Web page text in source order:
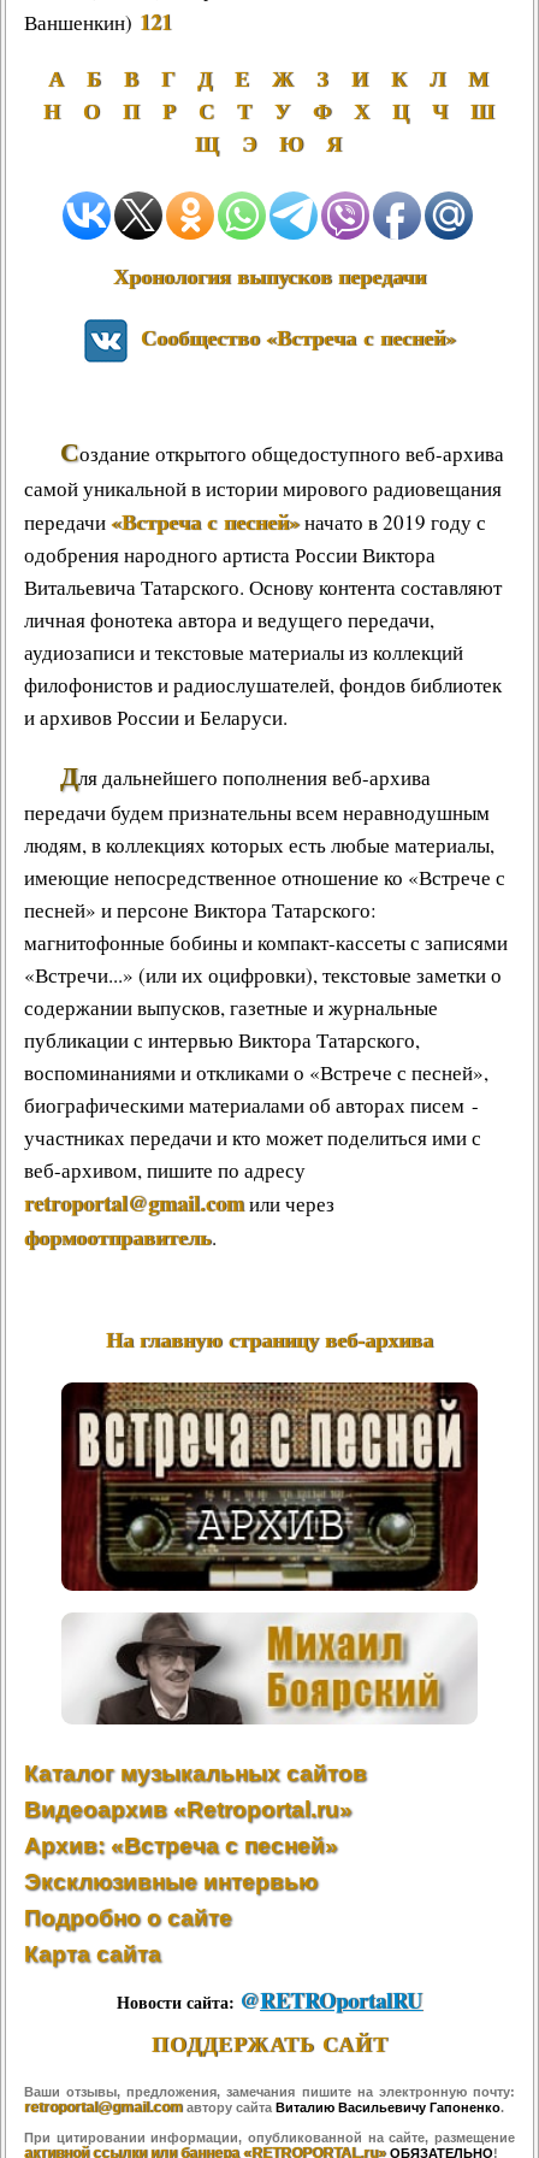
Другие работы В.В.Татарского
Предтеча «Встречи с песней»
Ваншенкин) 121
А
Б В Г Д Е Ж З И К Л
М
Н
О П Р С Т У Ф Х Ц Ч
Ш
Щ
Э Ю Я
Хронология выпусков передачи
Сообщество «Встреча с песней»
Создание открытого общедоступного веб-архива
самой уникальной в истории мирового радиовещания
передачи«Встреча с песней»начато в 2019 году с
одобрения народного артиста России Виктора
Витальевича Татарского. Основу контента составляют
личная фонотека автора и ведущего передачи,
аудиозаписи и текстовые материалы из коллекций
филофонистов и радиослушателей, фондов библиотек
и архивов России и Беларуси.
Для дальнейшего пополнения веб-архива
передачи будем признательны всем неравнодушным
людям, в коллекциях которых есть любые материалы,
имеющие непосредственное отношение ко «Встрече с
песней» и персоне Виктора Татарского:
магнитофонные бобины и компакт-кассеты с записями
«Встречи...» (или их оцифровки), текстовые заметки о
содержании выпусков, газетные и журнальные
публикации с интервью Виктора Татарского,
воспоминаниями и откликами о «Встрече с песней»,
биографическими материалами об авторах писем -
участниках передачи и кто может поделиться ими с
веб-архивом, пишите по адресу
retroportal@gmail.comили через
формоотправитель.
На главную страницу веб-архива
Каталог музыкальных сайтов
Видеоархив «Retroportal.ru»
Архив: «Встреча с песней»
Эксклюзивные интервью
Подробно о сайте
Карта сайта
Новости сайта: @RETROportalRU
ПОДДЕРЖАТЬ САЙТ
Ваши отзывы, предложения, замечания пишите на электронную почту:
retroportal@gmail.com автору сайта Виталию Васильевичу Гапоненко.
При цитировании информации, опубликованной на сайте, размещение
активной ссылки или баннера «RETROPORTAL.ru» ОБЯЗАТЕЛЬНО!